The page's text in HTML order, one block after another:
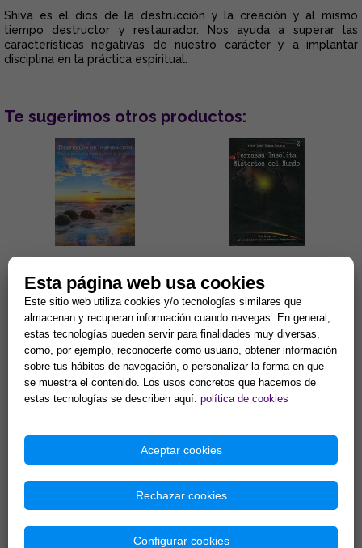
Shiva es el dios de la destrucción y la creación y al mismo
tiempo destructor y restaurador. Nos ayuda a superar las
características negativas de nuestro carácter y a implantar
disciplina en la práctica espiritual.
Te sugerimos otros productos:
AGENDA FOTOGRÁFICA 2026
Con selección de escritos de
Paramahansa Yogananda...
15,34 €
Comprar
MISTERIOS DEL MUNDO (DVD)
El investigador Miguel Ángel
Segura nos conduce hasta
Terrassa para mostrarnos
algunos de sus puntos más
3,81 €
Comprar
FILM PP 19X66
TRANSPARENTE
Esta página web usa cookies
Este sitio web utiliza cookies y/o tecnologías similares que
almacenan y recuperan información cuando navegas. En general,
estas tecnologías pueden servir para finalidades muy diversas,
como, por ejemplo, reconocerte como usuario, obtener información
sobre tus hábitos de navegación, o personalizar la forma en que
se muestra el contenido. Los usos concretos que hacemos de
estas tecnologías se describen aquí: política de cookies
Aceptar cookies
Rechazar cookies
Configurar cookies